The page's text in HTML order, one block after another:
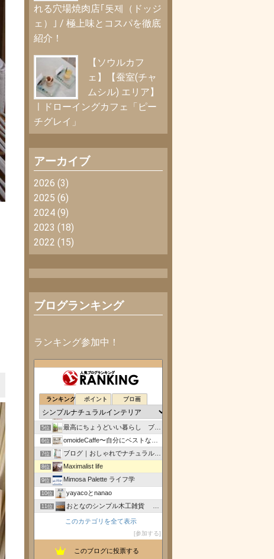
れる穴場焼肉店｢돗제（ドッジ
ェ）｣ / 極上味とコスパを徹底
紹介！
【ソウルカフ
ェ】【蚕室(チャ
ムシル) エリア】
ㅣドローイングカフェ「ピー
チグレイ」
アーカイブ
2026 (3)
2025 (6)
2024 (9)
2023 (18)
2022 (15)
ブログランキング
ランキング参加中！
ランキング ポイント ブロ画
小さく暮らす(予定) - ダウンサイジング -
北欧好き＊シンプルライフ
3位 彩りあふれる暮らしづくり
4位 Natural Life
5位 最高にちょうどいい暮らし ブログ
6位 omoideCaffe〜自分にベストな暮しを考える〜 -
7位 ブログ｜おしゃれでナチュラル、アンティーク家具のSAVON
8位 Maximalist life
9位 Mimosa Palette ライフ学
10位 yayacoとnanao
11位 おとなのシンプル木工雑貨 0310mito のblog
四季折折鎌倉店主 もなのブログ
壁ダンディズム KABE-DAN
このカテゴリを全て表示
参加する
このブログに投票する